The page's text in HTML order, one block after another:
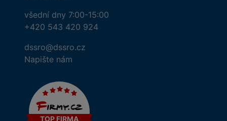
všední dny 7:00-15:00
+420 543 420 924
dssro@dssro.cz
Napište nám